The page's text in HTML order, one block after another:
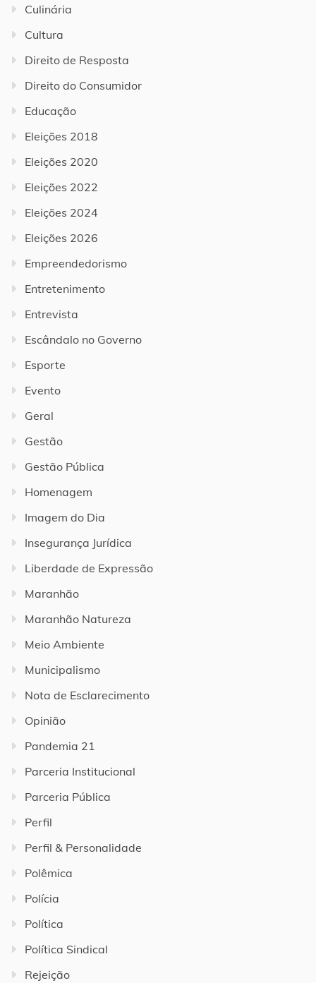
Culinária
Cultura
Direito de Resposta
Direito do Consumidor
Educação
Eleições 2018
Eleições 2020
Eleições 2022
Eleições 2024
Eleições 2026
Empreendedorismo
Entretenimento
Entrevista
Escândalo no Governo
Esporte
Evento
Geral
Gestão
Gestão Pública
Homenagem
Imagem do Dia
Insegurança Jurídica
Liberdade de Expressão
Maranhão
Maranhão Natureza
Meio Ambiente
Municipalismo
Nota de Esclarecimento
Opinião
Pandemia 21
Parceria Institucional
Parceria Pública
Perfil
Perfil & Personalidade
Polêmica
Polícia
Política
Política Sindical
Rejeição